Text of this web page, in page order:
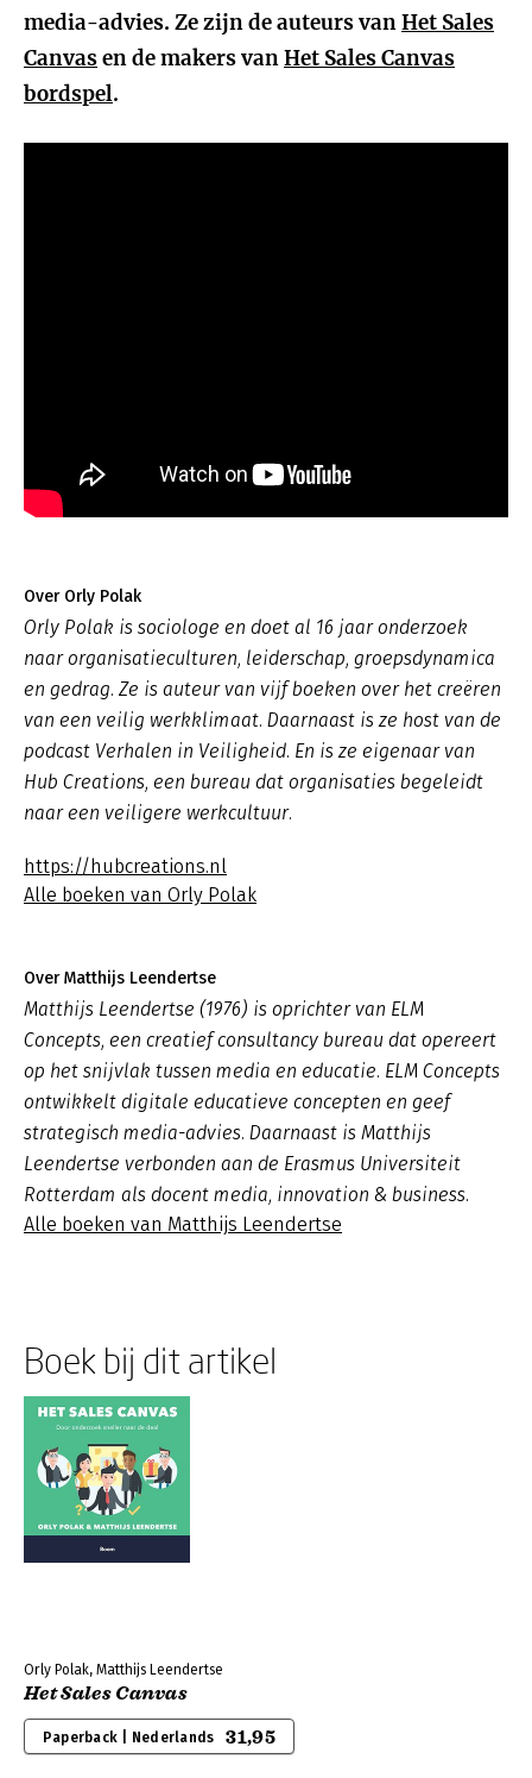
media-advies. Ze zijn de auteurs vanHet Sales
Canvasen de makers vanHet Sales Canvas
bordspel.
Over Orly Polak
Orly Polak is sociologe en doet al 16 jaar onderzoek
naar organisatieculturen, leiderschap, groepsdynamica
en gedrag. Ze is auteur van vijf boeken over het creëren
van een veilig werkklimaat. Daarnaast is ze host van de
podcast Verhalen in Veiligheid. En is ze eigenaar van
Hub Creations, een bureau dat organisaties begeleidt
naar een veiligere werkcultuur.
https://hubcreations.nl
Alle boeken van Orly Polak
Over Matthijs Leendertse
Matthijs Leendertse (1976) is oprichter van ELM
Concepts, een creatief consultancy bureau dat opereert
op het snijvlak tussen media en educatie. ELM Concepts
ontwikkelt digitale educatieve concepten en geef
strategisch media-advies. Daarnaast is Matthijs
Leendertse verbonden aan de Erasmus Universiteit
Rotterdam als docent media, innovation & business.
Alle boeken van Matthijs Leendertse
Boek bij dit artikel
Orly Polak, Matthijs Leendertse
Het Sales Canvas
Paperback | Nederlands 31,95